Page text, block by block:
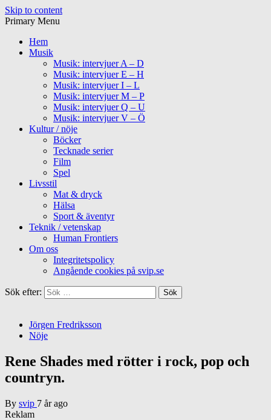
Skip to content
Primary Menu
Hem
Musik
Musik: intervjuer A – D
Musik: intervjuer E – H
Musik: intervjuer I – L
Musik: intervjuer M – P
Musik: intervjuer Q – U
Musik: intervjuer V – Ö
Kultur / nöje
Böcker
Tecknade serier
Film
Spel
Livsstil
Mat & dryck
Hälsa
Sport & äventyr
Teknik / vetenskap
Human Frontiers
Om oss
Integritetspolicy
Angående cookies på svip.se
Sök efter:
Jörgen Fredriksson
Nöje
Rene Shades med rötter i rock, pop och
countryn.
By svip 7 år ago
Reklam